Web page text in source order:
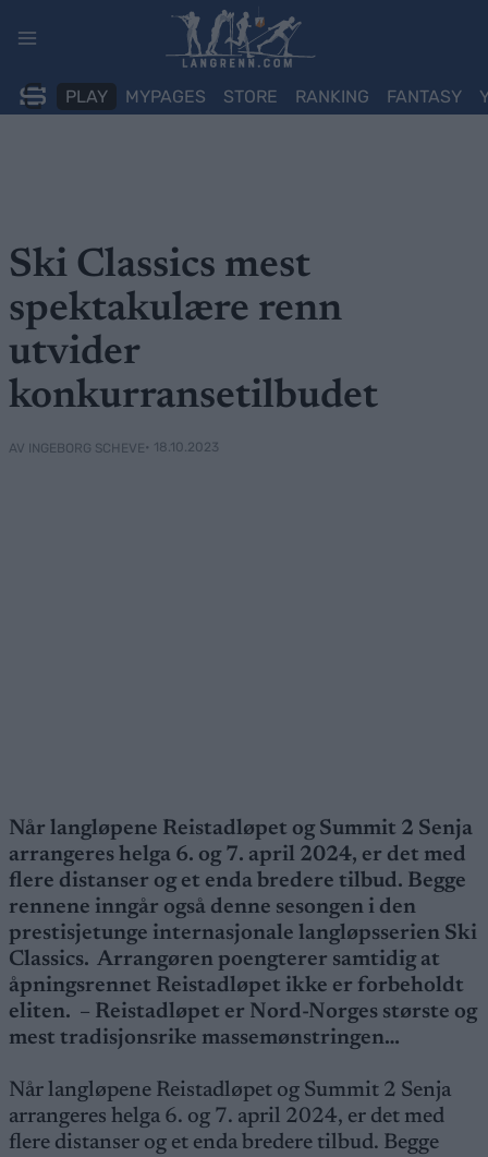
PLAY MYPAGES STORE RANKING FANTASY
Ski Classics mest
spektakulære renn
utvider
konkurransetilbudet
AV INGEBORG SCHEVE• 18.10.2023
Når langløpene Reistadløpet og Summit 2 Senja
arrangeres helga 6. og 7. april 2024, er det med
flere distanser og et enda bredere tilbud. Begge
rennene inngår også denne sesongen i den
prestisjetunge internasjonale langløpsserien Ski
Classics. Arrangøren poengterer samtidig at
åpningsrennet Reistadløpet ikke er forbeholdt
eliten. – Reistadløpet er Nord-Norges største og
mest tradisjonsrike massemønstringen…
Når langløpene Reistadløpet og Summit 2 Senja
arrangeres helga 6. og 7. april 2024, er det med
flere distanser og et enda bredere tilbud. Begge